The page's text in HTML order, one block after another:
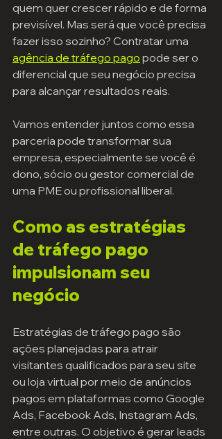
quem quer crescer rápido e de forma
previsível. Mas será que você precisa
fazer isso sozinho? Contratar uma
agência de tráfego pago pode ser o
diferencial que seu negócio precisa
para alcançar resultados reais.
Vamos entender juntos como essa
parceria pode transformar sua
empresa, especialmente se você é
dono, sócio ou gestor comercial de
uma PME ou profissional liberal.
Como as estratégias
de tráfego pago
impulsionam seu
negócio
Estratégias de tráfego pago são
ações planejadas para atrair
visitantes qualificados para seu site
ou loja virtual por meio de anúncios
pagos em plataformas como Google
Ads, Facebook Ads, Instagram Ads,
entre outras. O objetivo é gerar leads